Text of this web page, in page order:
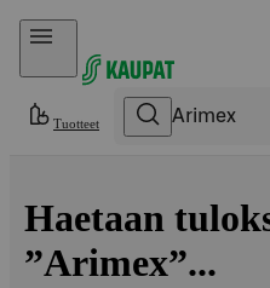
Hyppää sisältöön
Tuotteet
Haetaan
”Arimex”...